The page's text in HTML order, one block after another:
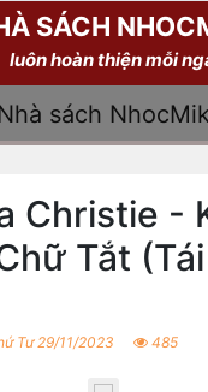
SÁCH
luôn hoàn thiện mỗi
Christie -
Tắt
Tư 29/11/2023 485